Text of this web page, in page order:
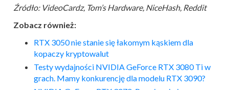
Źródło: VideoCardz, Tom’s Hardware, NiceHash, Reddit
Zobacz również:
RTX 3050 nie stanie się łakomym kąskiem dla
kopaczy kryptowalut
Testy wydajności NVIDIA GeForce RTX 3080 Ti w
grach. Mamy konkurencję dla modelu RTX 3090?